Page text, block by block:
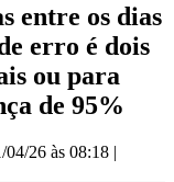
entre os dias
erro é dois
ou para
de 95%
04/26 às 08:18 |